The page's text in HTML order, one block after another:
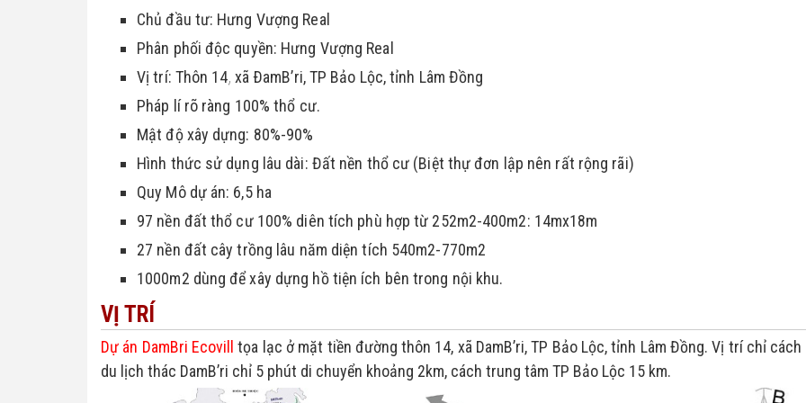
Chủ đầu tư: Hưng Vượng Real
Phân phối độc quyền: Hưng Vượng Real
Vị trí: Thôn 14, xã ÐamB’ri, TP Bảo Lộc, tỉnh Lâm Đồng
Pháp lí rõ ràng 100% thổ cư.
Mật độ xây dựng: 80%-90%
Hình thức sử dụng lâu dài: Đất nền thổ cư (Biệt thự đơn lập nên rất rộng rãi)
Quy Mô dự án: 6,5 ha
97 nền đất thổ cư 100% diên tích phù hợp từ 252m2-400m2: 14mx18m
27 nền đất cây trồng lâu năm diện tích 540m2-770m2
1000m2 dùng để xây dựng hồ tiện ích bên trong nội khu.
VỊ TRÍ
Dự án DamBri Ecovill
tọa lạc ở mặt tiền đường thôn 14, xã DamB’ri, TP Bảo Lộc, tỉnh Lâm Đồng. Vị trí chỉ cách
du lịch thác DamB’ri chỉ 5 phút di chuyển khoảng 2km, cách trung tâm TP Bảo Lộc 15 km.